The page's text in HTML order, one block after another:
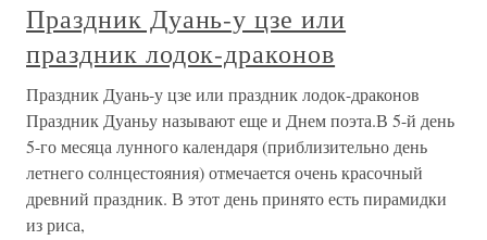
Праздник Дуань-у цзе или
праздник лодок-драконов
Праздник Дуань-у цзе или праздник лодок-драконов
Праздник Дуаньу называют еще и Днем поэта.В 5-й день
5-го месяца лунного календаря (приблизительно день
летнего солнцестояния) отмечается очень красочный
древний праздник. В этот день принято есть пирамидки
из риса,